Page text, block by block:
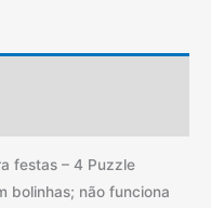
festas – 4 Puzzle
bolinhas; não funciona